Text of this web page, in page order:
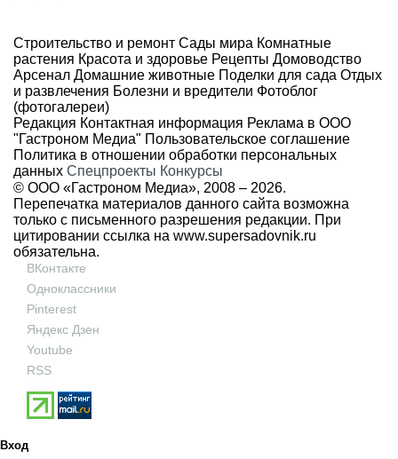
Строительство и ремонт Сады мира Комнатные
растения Красота и здоровье Рецепты Домоводство
Арсенал Домашние животные Поделки для сада Отдых
и развлечения Болезни и вредители Фотоблог
(фотогалереи)
Редакция Контактная информация Реклама в ООО
"Гастроном Медиа" Пользовательское соглашение
Политика в отношении обработки персональных
данных Спецпроекты Конкурсы
© ООО «Гастроном Медиа», 2008 – 2026.
Перепечатка материалов данного сайта возможна
только с письменного разрешения редакции. При
цитировании ссылка на www.supersadovnik.ru
обязательна.
ВКонтакте
Одноклассники
Pinterest
Яндекс Дзен
Youtube
RSS
Вход